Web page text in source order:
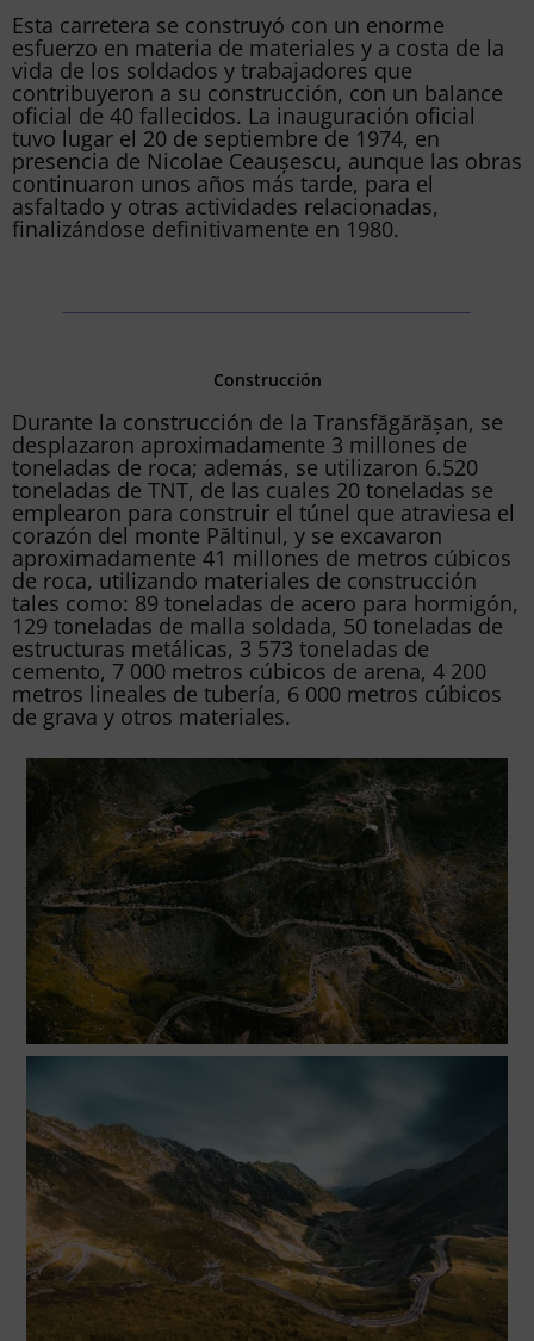
Esta carretera se construyó con un enorme
esfuerzo en materia de materiales y a costa de la
vida de los soldados y trabajadores que
contribuyeron a su construcción, con un balance
oficial de 40 fallecidos. La inauguración oficial
tuvo lugar el 20 de septiembre de 1974, en
presencia de Nicolae Ceaușescu, aunque las obras
continuaron unos años más tarde, para el
asfaltado y otras actividades relacionadas,
finalizándose definitivamente en 1980.
Construcción
Durante la construcción de la Transfăgărășan, se
desplazaron aproximadamente 3 millones de
toneladas de roca; además, se utilizaron 6.520
toneladas de TNT, de las cuales 20 toneladas se
emplearon para construir el túnel que atraviesa el
corazón del monte Păltinul, y se excavaron
aproximadamente 41 millones de metros cúbicos
de roca, utilizando materiales de construcción
tales como: 89 toneladas de acero para hormigón,
129 toneladas de malla soldada, 50 toneladas de
estructuras metálicas, 3 573 toneladas de
cemento, 7 000 metros cúbicos de arena, 4 200
metros lineales de tubería, 6 000 metros cúbicos
de grava y otros materiales.